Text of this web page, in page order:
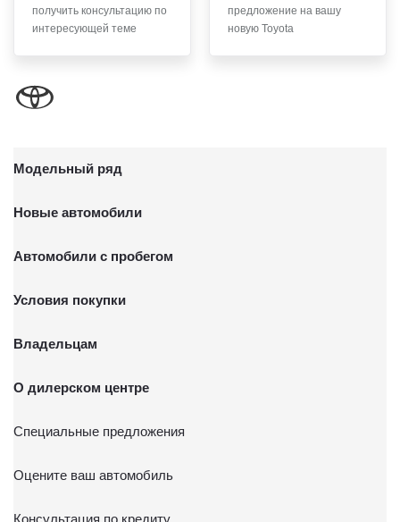
письменного заявления Обществу заказным почтовым
ТПЗ «Алтуфьево», вл. 5, стр. 1.
получить консультацию по
интересующей теме
предложение на вашу
новую Toyota
Модельный ряд
Новые автомобили
Автомобили с пробегом
Условия покупки
Владельцам
О дилерском центре
Специальные предложения
Оцените ваш автомобиль
Консультация по кредиту